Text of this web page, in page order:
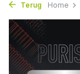
Terug Home